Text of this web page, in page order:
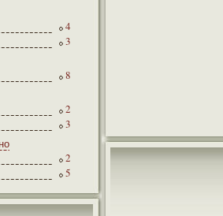
4
3
8
2
3
2
5